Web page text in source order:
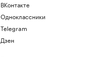
ВКонтакте
Одноклассники
Telegram
Дзен